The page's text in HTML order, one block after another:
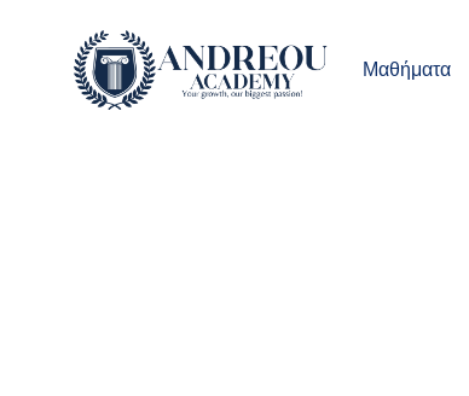
Μαθήματα